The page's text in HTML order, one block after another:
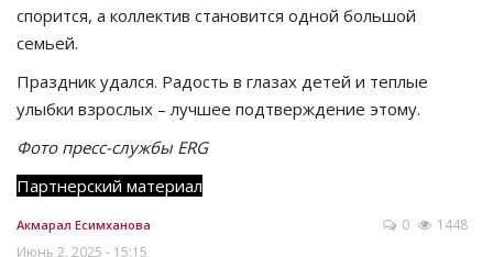
спорится, а коллектив становится одной большой
семьей.
Праздник удался. Радость в глазах детей и теплые
улыбки взрослых – лучшее подтверждение этому.
Фото пресс-службы ERG
Партнерский материал
Акмарал Есимханова
Июнь 2, 2025 - 15:15
0 1448